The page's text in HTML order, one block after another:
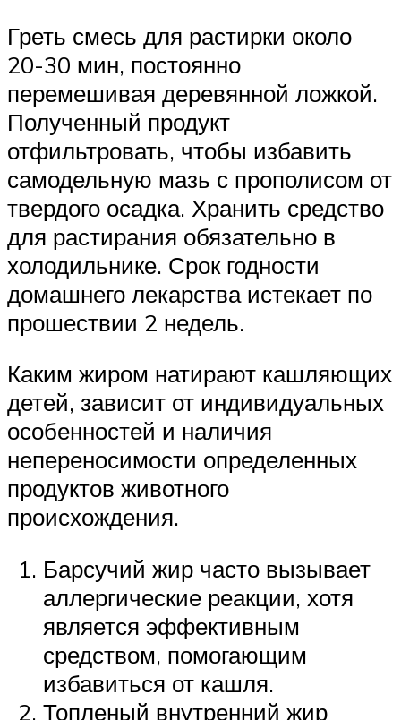
Греть смесь для растирки около
20-30 мин, постоянно
перемешивая деревянной ложкой.
Полученный продукт
отфильтровать, чтобы избавить
самодельную мазь с прополисом от
твердого осадка. Хранить средство
для растирания обязательно в
холодильнике. Срок годности
домашнего лекарства истекает по
прошествии 2 недель.
Каким жиром натирают кашляющих
детей, зависит от индивидуальных
особенностей и наличия
непереносимости определенных
продуктов животного
происхождения.
Барсучий жир часто вызывает
аллергические реакции, хотя
является эффективным
средством, помогающим
избавиться от кашля.
Топленый внутренний жир